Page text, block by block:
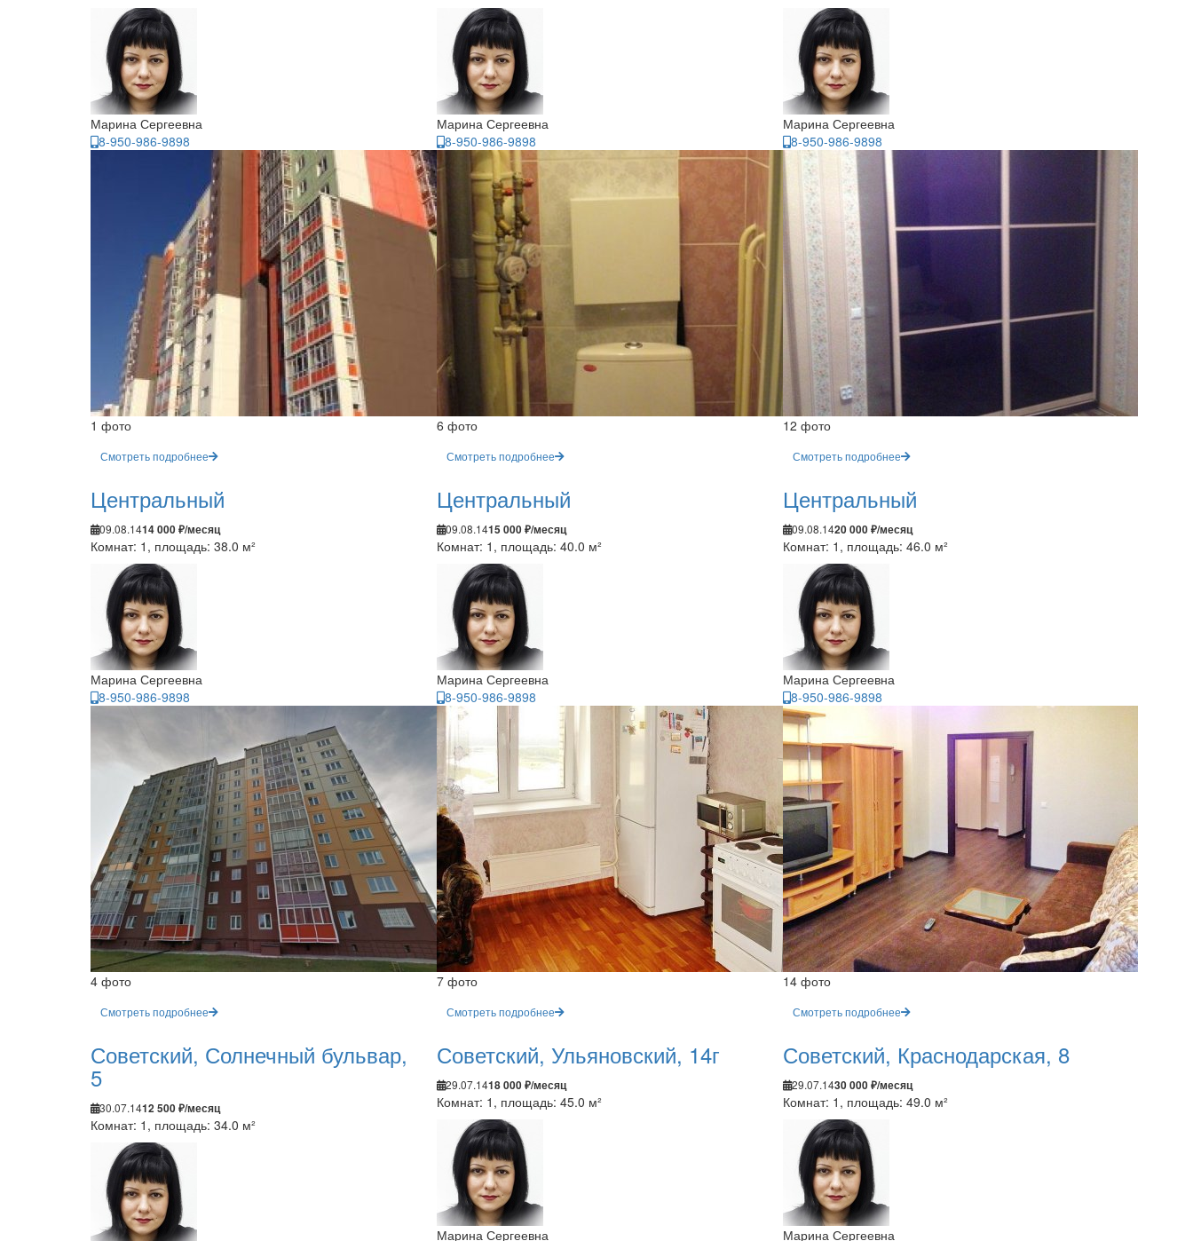
Марина Сергеевна
8-950-986-9898
Марина Сергеевна
8-950-986-9898
Марина Сергеевна
8-950-986-9898
1 фото
Смотреть подробнее
Центральный
09.08.1414 000 ₽/месяц
Комнат: 1, площадь: 38.0 м²
Марина Сергеевна
8-950-986-9898
6 фото
Смотреть подробнее
Центральный
09.08.1415 000 ₽/месяц
Комнат: 1, площадь: 40.0 м²
Марина Сергеевна
8-950-986-9898
12 фото
Смотреть подробнее
Центральный
09.08.1420 000 ₽/месяц
Комнат: 1, площадь: 46.0 м²
Марина Сергеевна
8-950-986-9898
4 фото
Смотреть подробнее
Советский, Солнечный бульвар,
5
30.07.1412 500 ₽/месяц
Комнат: 1, площадь: 34.0 м²
7 фото
Смотреть подробнее
Советский, Ульяновский, 14г
29.07.1418 000 ₽/месяц
Комнат: 1, площадь: 45.0 м²
Марина Сергеевна
14 фото
Смотреть подробнее
Советский, Краснодарская, 8
29.07.1430 000 ₽/месяц
Комнат: 1, площадь: 49.0 м²
Марина Сергеевна